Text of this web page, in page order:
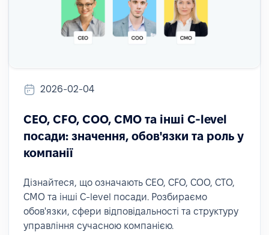
2026-02-04
CEO, CFO, COO, CMO та інші C-level
посади: значення, обов'язки та роль у
компанії
Дізнайтеся, що означають CEO, CFO, COO, CTO,
CMO та інші C-level посади. Розбираємо
обов'язки, сфери відповідальності та структуру
управління сучасною компанією.